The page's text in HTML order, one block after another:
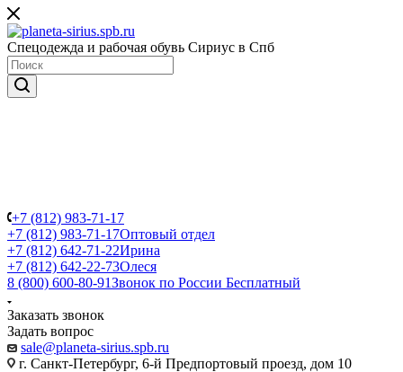
Спецодежда и рабочая обувь Сириус в Спб
+7 (812) 983-71-17
+7 (812) 983-71-17Оптовый отдел
+7 (812) 642-71-22Ирина
+7 (812) 642-22-73Олеся
8 (800) 600-80-91Звонок по России Бесплатный
Заказать звонок
Задать вопрос
sale@planeta-sirius.spb.ru
г. Санкт-Петербург, 6-й Предпортовый проезд, дом 10